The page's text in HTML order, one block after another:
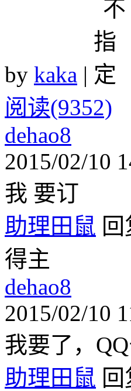
by kaka |
阅读(9352)
dehao8
2015/02/10
我 要订
助理田鼠
得主
dehao8
2015/02/10
我要了，
助理田鼠